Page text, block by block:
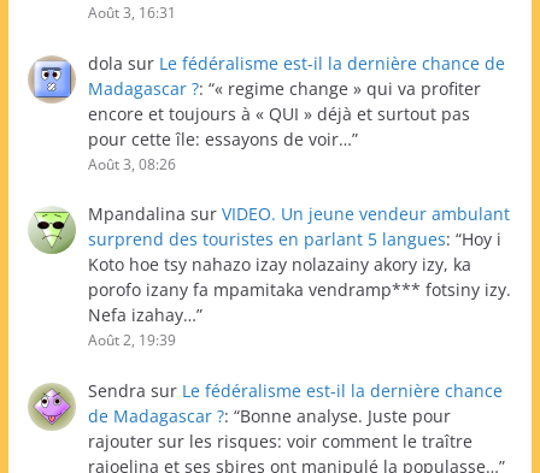
Août 3, 16:31
dola sur Le fédéralisme est-il la dernière chance de
Madagascar ?: “« regime change » qui va profiter
encore et toujours à « QUI » déjà et surtout pas
pour cette île: essayons de voir…”
Août 3, 08:26
Mpandalina sur VIDEO. Un jeune vendeur ambulant
surprend des touristes en parlant 5 langues: “Hoy i
Koto hoe tsy nahazo izay nolazainy akory izy, ka
porofo izany fa mpamitaka vendramp*** fotsiny izy.
Nefa izahay…”
Août 2, 19:39
Sendra sur Le fédéralisme est-il la dernière chance
de Madagascar ?: “Bonne analyse. Juste pour
rajouter sur les risques: voir comment le traître
rajoelina et ses sbires ont manipulé la populasse…”